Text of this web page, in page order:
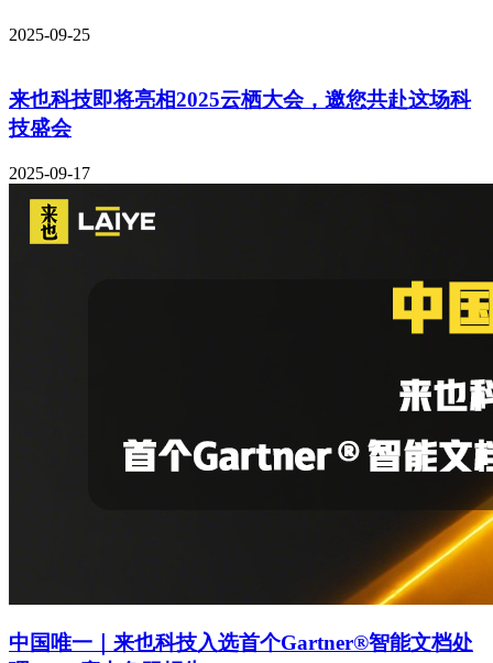
2025-09-25
来也科技即将亮相2025云栖大会，邀您共赴这场科
技盛会
2025-09-17
中国唯一｜来也科技入选首个Gartner®智能文档处